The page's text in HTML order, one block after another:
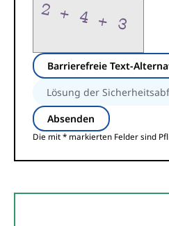
Barrierefreie Text-
Die mit * markierten Felder sind